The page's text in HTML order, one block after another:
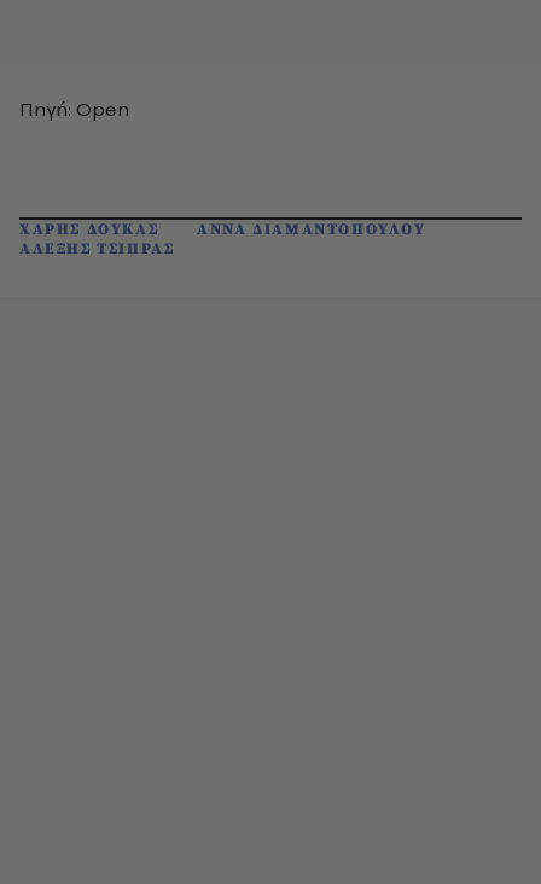
Πηγή: Open
ΧΑΡΗΣ ΔΟΥΚΑΣ
ΑΝΝΑ ΔΙΑΜΑΝΤΟΠΟΥΛΟΥ
ΑΛΕΞΗΣ ΤΣΙΠΡΑΣ